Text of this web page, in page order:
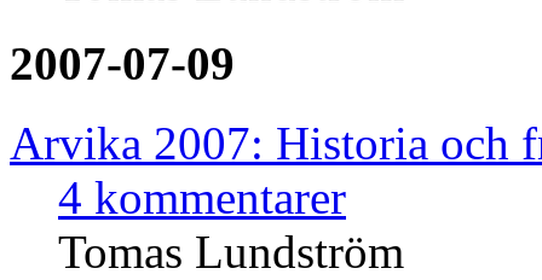
2007-07-09
Arvika 2007: Historia och
4 kommentarer
Tomas Lundström